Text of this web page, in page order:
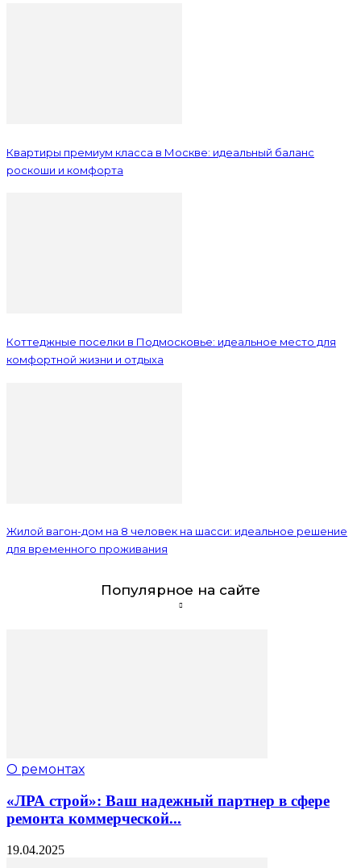
Квартиры премиум класса в Москве: идеальный баланс
роскоши и комфорта
Коттеджные поселки в Подмосковье: идеальное место для
комфортной жизни и отдыха
Жилой вагон-дом на 8 человек на шасси: идеальное решение
для временного проживания
Популярное на сайте
О ремонтах
«ЛРА строй»: Ваш надежный партнер в сфере
ремонта коммерческой...
19.04.2025